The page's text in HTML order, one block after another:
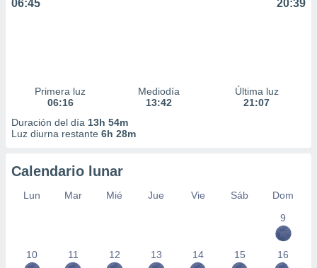
06:45 20:39
Primera luz
06:16
Mediodía
13:42
Última luz
21:07
Duración del día 13h 54m
Luz diurna restante 6h 28m
Calendario lunar
Lun Mar Mié Jue Vie Sáb
Dom
9
10 11 12 13 14 15 16